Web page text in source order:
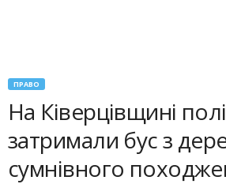
ПРАВО
На Ківерцівщині
затримали бус з
сумнівного